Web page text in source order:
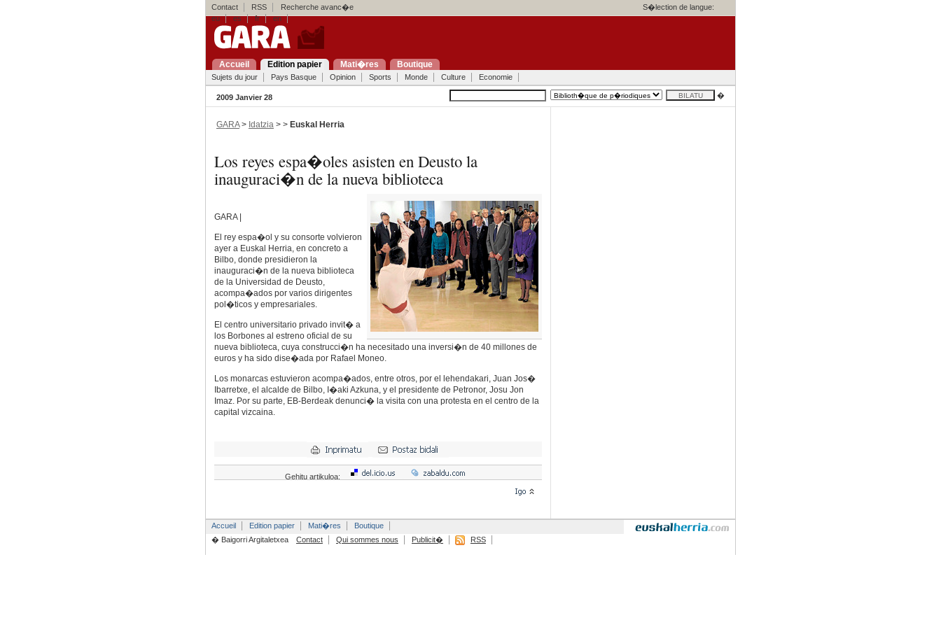
Contact RSS Recherche avanc�e
S�lection de langue:
eu
es fr en
Accueil Edition papier Mati�res Boutique
Sujets du jour Pays Basque Opinion Sports Monde Culture Economie
2009 Janvier 28 �
GARA> Idatzia > > Euskal Herria
Los reyes espa�oles asisten en Deusto la
inauguraci�n de la nueva biblioteca
GARA |
El rey espa�ol y su consorte volvieron
ayer a Euskal Herria, en concreto a
Bilbo, donde presidieron la
inauguraci�n de la nueva biblioteca
de la Universidad de Deusto,
acompa�ados por varios dirigentes
pol�ticos y empresariales.
El centro universitario privado invit� a
los Borbones al estreno oficial de su
nueva biblioteca, cuya construcci�n ha necesitado una inversi�n de 40 millones de
euros y ha sido dise�ada por Rafael Moneo.
Los monarcas estuvieron acompa�ados, entre otros, por el lehendakari, Juan Jos�
Ibarretxe, el alcalde de Bilbo, I�aki Azkuna, y el presidente de Petronor, Josu Jon
Imaz. Por su parte, EB-Berdeak denunci� la visita con una protesta en el centro de la
capital vizcaina.
Gehitu artikuloa:
Accueil Edition papier Mati�res
Boutique
� Baigorri Argitaletxea
Contact Qui sommes nous Publicit� RSS